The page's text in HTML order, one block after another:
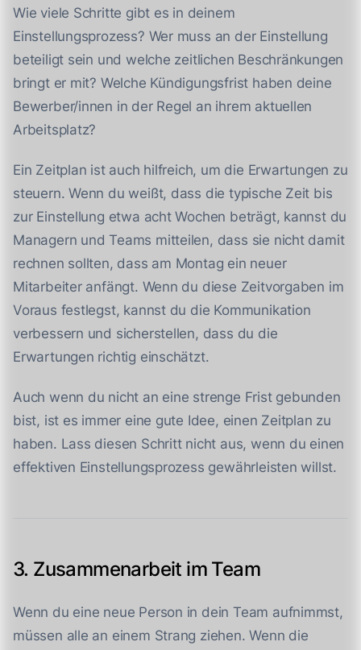
Wie viele Schritte gibt es in deinem
Einstellungsprozess? Wer muss an der Einstellung
beteiligt sein und welche zeitlichen Beschränkungen
bringt er mit? Welche Kündigungsfrist haben deine
Bewerber/innen in der Regel an ihrem aktuellen
Arbeitsplatz?
Ein Zeitplan ist auch hilfreich, um die Erwartungen zu
steuern. Wenn du weißt, dass die typische Zeit bis
zur Einstellung etwa acht Wochen beträgt, kannst du
Managern und Teams mitteilen, dass sie nicht damit
rechnen sollten, dass am Montag ein neuer
Mitarbeiter anfängt. Wenn du diese Zeitvorgaben im
Voraus festlegst, kannst du die Kommunikation
verbessern und sicherstellen, dass du die
Erwartungen richtig einschätzt.
Auch wenn du nicht an eine strenge Frist gebunden
bist, ist es immer eine gute Idee, einen Zeitplan zu
haben. Lass diesen Schritt nicht aus, wenn du einen
effektiven Einstellungsprozess gewährleisten willst.
3. Zusammenarbeit im Team
Wenn du eine neue Person in dein Team aufnimmst,
müssen alle an einem Strang ziehen. Wenn die